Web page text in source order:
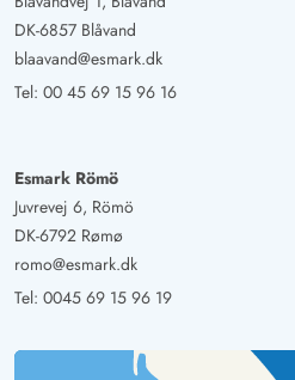
DK-6857 Blåvand
blaavand@esmark.dk
Tel: 00 45 69 15 96 16
Esmark Römö
Juvrevej 6, Römö
DK-6792 Rømø
romo@esmark.dk
Tel: 0045 69 15 96 19